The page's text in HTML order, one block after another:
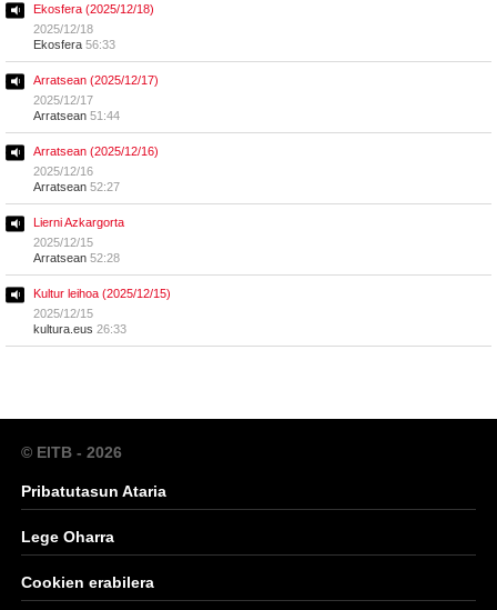
Ekosfera (2025/12/18)
2025/12/18
Ekosfera 56:33
Arratsean (2025/12/17)
2025/12/17
Arratsean 51:44
Arratsean (2025/12/16)
2025/12/16
Arratsean 52:27
Lierni Azkargorta
2025/12/15
Arratsean 52:28
Kultur leihoa (2025/12/15)
2025/12/15
kultura.eus 26:33
© EITB - 2026
Pribatutasun Ataria
Lege Oharra
Cookien erabilera